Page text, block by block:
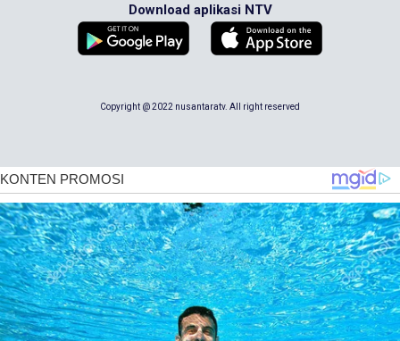
Download aplikasi NTV
Copyright @ 2022 nusantaratv. All right reserved